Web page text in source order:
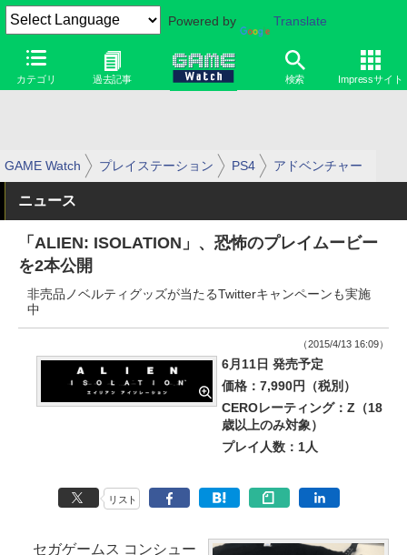
Powered by Translate
カテゴリ 過去記事 検索 Impressサイト
GAME Watch プレイステーション PS4 アドベンチャー
ニュース
「ALIEN: ISOLATION」、恐怖のプレイムービー
を2本公開
非売品ノベルティグッズが当たるTwitterキャンペーンも実施
中
（2015/4/13 16:09）
6月11日 発売予定
価格：7,990円（税別）
CEROレーティング：Z（18
歳以上のみ対象）
プレイ人数：1人
リスト
セガゲームス コンシュー